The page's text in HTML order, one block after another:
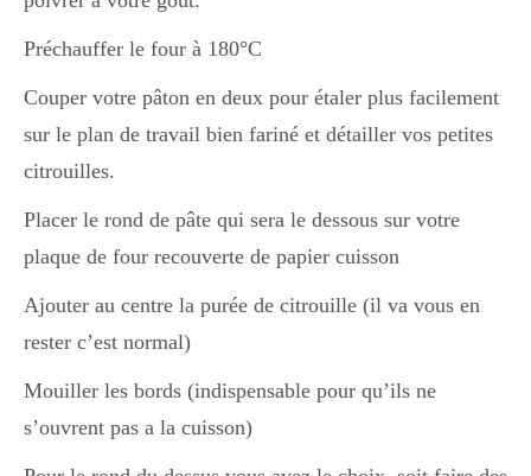
Préchauffer le four à 180°C
Couper votre pâton en deux pour étaler plus facilement
sur le plan de travail bien fariné et détailler vos petites
citrouilles.
Placer le rond de pâte qui sera le dessous sur votre
plaque de four recouverte de papier cuisson
Ajouter au centre la purée de citrouille (il va vous en
rester c’est normal)
Mouiller les bords (indispensable pour qu’ils ne
s’ouvrent pas a la cuisson)